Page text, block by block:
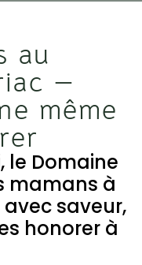
au
—
même
le Domaine
mamans à
saveur,
honorer à